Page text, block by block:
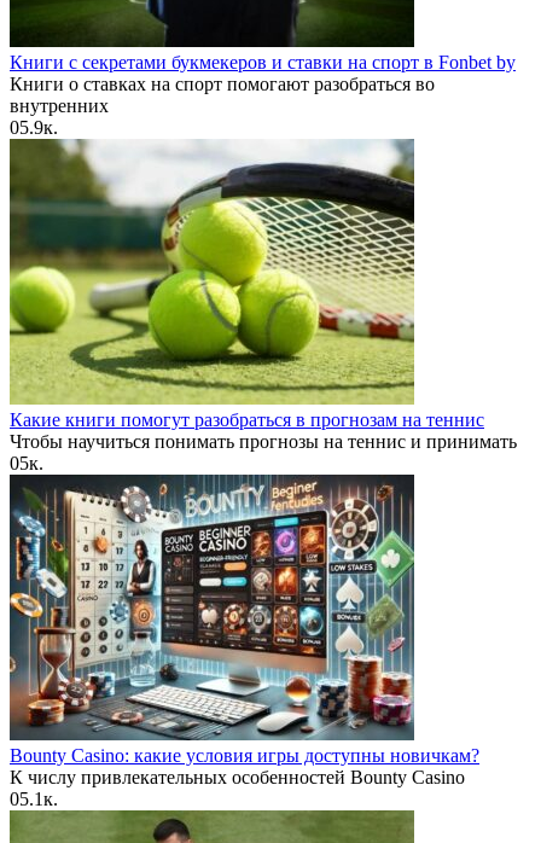
Книги с секретами букмекеров и ставки на спорт в Fonbet by
Книги о ставках на спорт помогают разобраться во
внутренних
05.9к.
Какие книги помогут разобраться в прогнозам на теннис
Чтобы научиться понимать прогнозы на теннис и принимать
05к.
Bounty Casino: какие условия игры доступны новичкам?
К числу привлекательных особенностей Bounty Casino
05.1к.